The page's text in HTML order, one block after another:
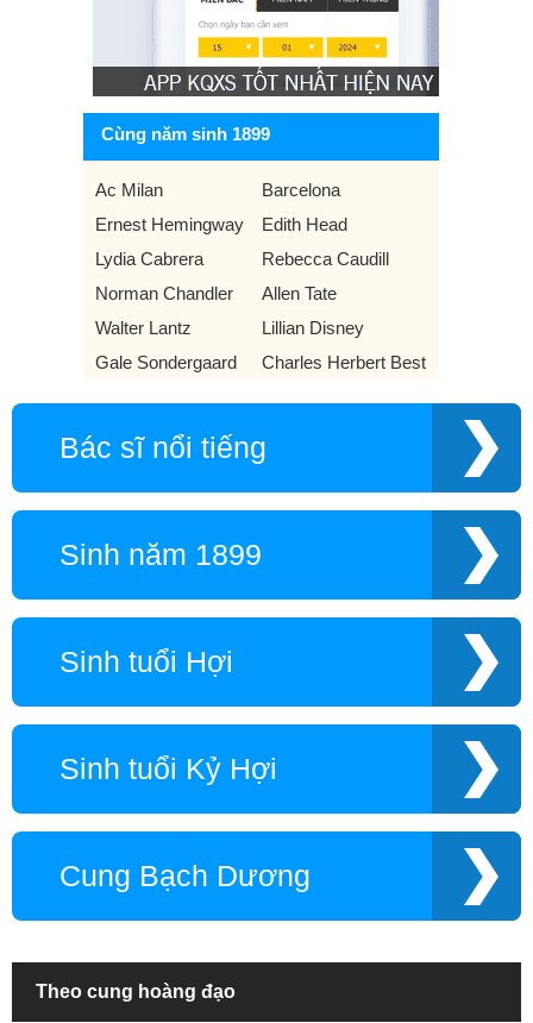
Cùng năm sinh 1899
Ac Milan
Barcelona
Ernest Hemingway
Edith Head
Lydia Cabrera
Rebecca Caudill
Norman Chandler
Allen Tate
Walter Lantz
Lillian Disney
Gale Sondergaard
Charles Herbert Best
Bác sĩ nổi tiếng
Sinh năm 1899
Sinh tuổi Hợi
Sinh tuổi Kỷ Hợi
Cung Bạch Dương
Theo cung hoàng đạo